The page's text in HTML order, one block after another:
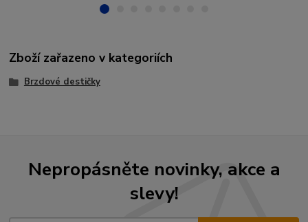
Zboží zařazeno v kategoriích
Brzdové destičky
Nepropásněte novinky, akce a
slevy!